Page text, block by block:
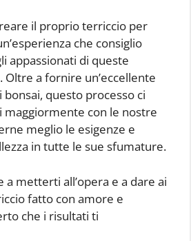
il proprio terriccio per
che consiglio
appassionati di queste
Oltre a fornire un’eccellente
questo processo ci
maggiormente con le nostre
meglio le esigenze e
in tutte le sue sfumature.
a metterti all’opera e a dare ai
fatto con amore e
che i risultati ti